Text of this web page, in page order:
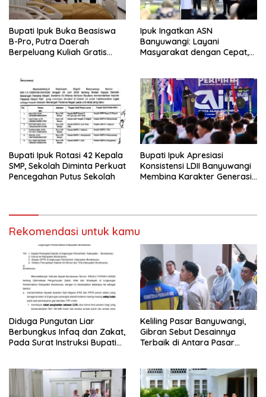
Bupati Ipuk Buka Beasiswa
B-Pro, Putra Daerah
Berpeluang Kuliah Gratis
Ipuk Ingatkan ASN
Banyuwangi: Layani
Masyarakat dengan Cepat,
Bupati Ipuk Rotasi 42 Kepala
SMP, Sekolah Diminta Perkuat
Pencegahan Putus Sekolah
Bupati Ipuk Apresiasi
Konsistensi LDII Banyuwangi
Membina Karakter Generasi
Rekomendasi untuk kamu
Diduga Pungutan Liar
Berbungkus Infaq dan Zakat,
Pada Surat Instruksi Bupati
Keliling Pasar Banyuwangi,
Gibran Sebut Desainnya
Terbaik di Antara Pasar